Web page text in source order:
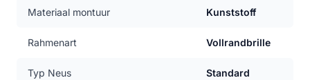
Materiaal montuur Kunststoff
Rahmenart Vollrandbrille
Typ Neus Standard